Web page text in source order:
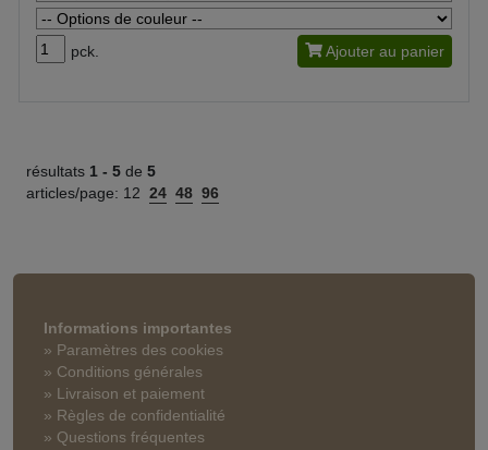
pck. Ajouter au panier
résultats 1 - 5 de 5
articles/page: 12 24 48 96
Informations importantes
» Paramètres des cookies
» Conditions générales
» Livraison et paiement
» Règles de confidentialité
» Questions fréquentes